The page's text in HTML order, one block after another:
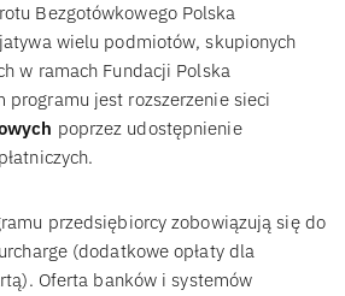
Bezgotówkowego Polska
wielu podmiotów, skupionych
w ramach Fundacji Polska
programu jest rozszerzenie sieci
poprzez udostępnienie
przedsiębiorcy zobowiązują się do
(dodatkowe opłaty dla
Oferta banków i systemów